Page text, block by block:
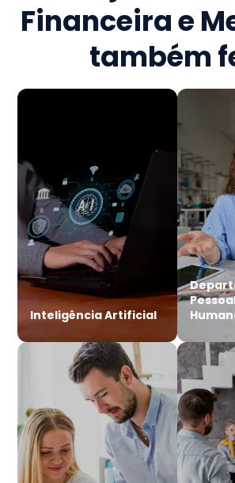
Financeira e
também
Inteligência Artificial